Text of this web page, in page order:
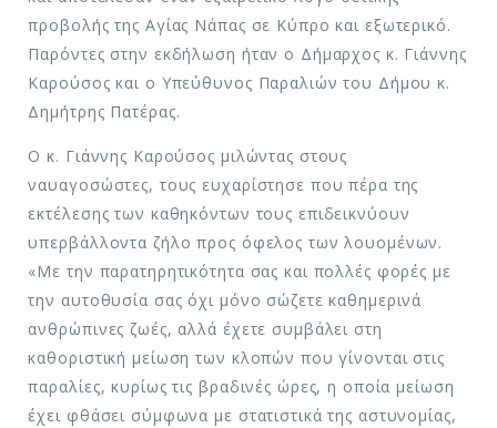
προβολής της Αγίας Νάπας σε Κύπρο και εξωτερικό.
Παρόντες στην εκδήλωση ήταν ο Δήμαρχος κ. Γιάννης
Καρούσος και ο Υπεύθυνος Παραλιών του Δήμου κ.
Δημήτρης Πατέρας.
Ο κ. Γιάννης Καρούσος μιλώντας στους
ναυαγοσώστες, τους ευχαρίστησε που πέρα της
εκτέλεσης των καθηκόντων τους επιδεικνύουν
υπερβάλλοντα ζήλο προς όφελος των λουομένων.
«Με την παρατηρητικότητα σας και πολλές φορές με
την αυτοθυσία σας όχι μόνο σώζετε καθημερινά
ανθρώπινες ζωές, αλλά έχετε συμβάλει στη
καθοριστική μείωση των κλοπών που γίνονται στις
παραλίες, κυρίως τις βραδινές ώρες, η οποία μείωση
έχει φθάσει σύμφωνα με στατιστικά της αστυνομίας,